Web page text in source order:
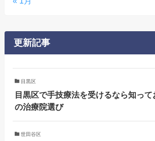
更新記事
目黒区
目黒区で手技療法を受けるなら知って
の治療院選び
世田谷区